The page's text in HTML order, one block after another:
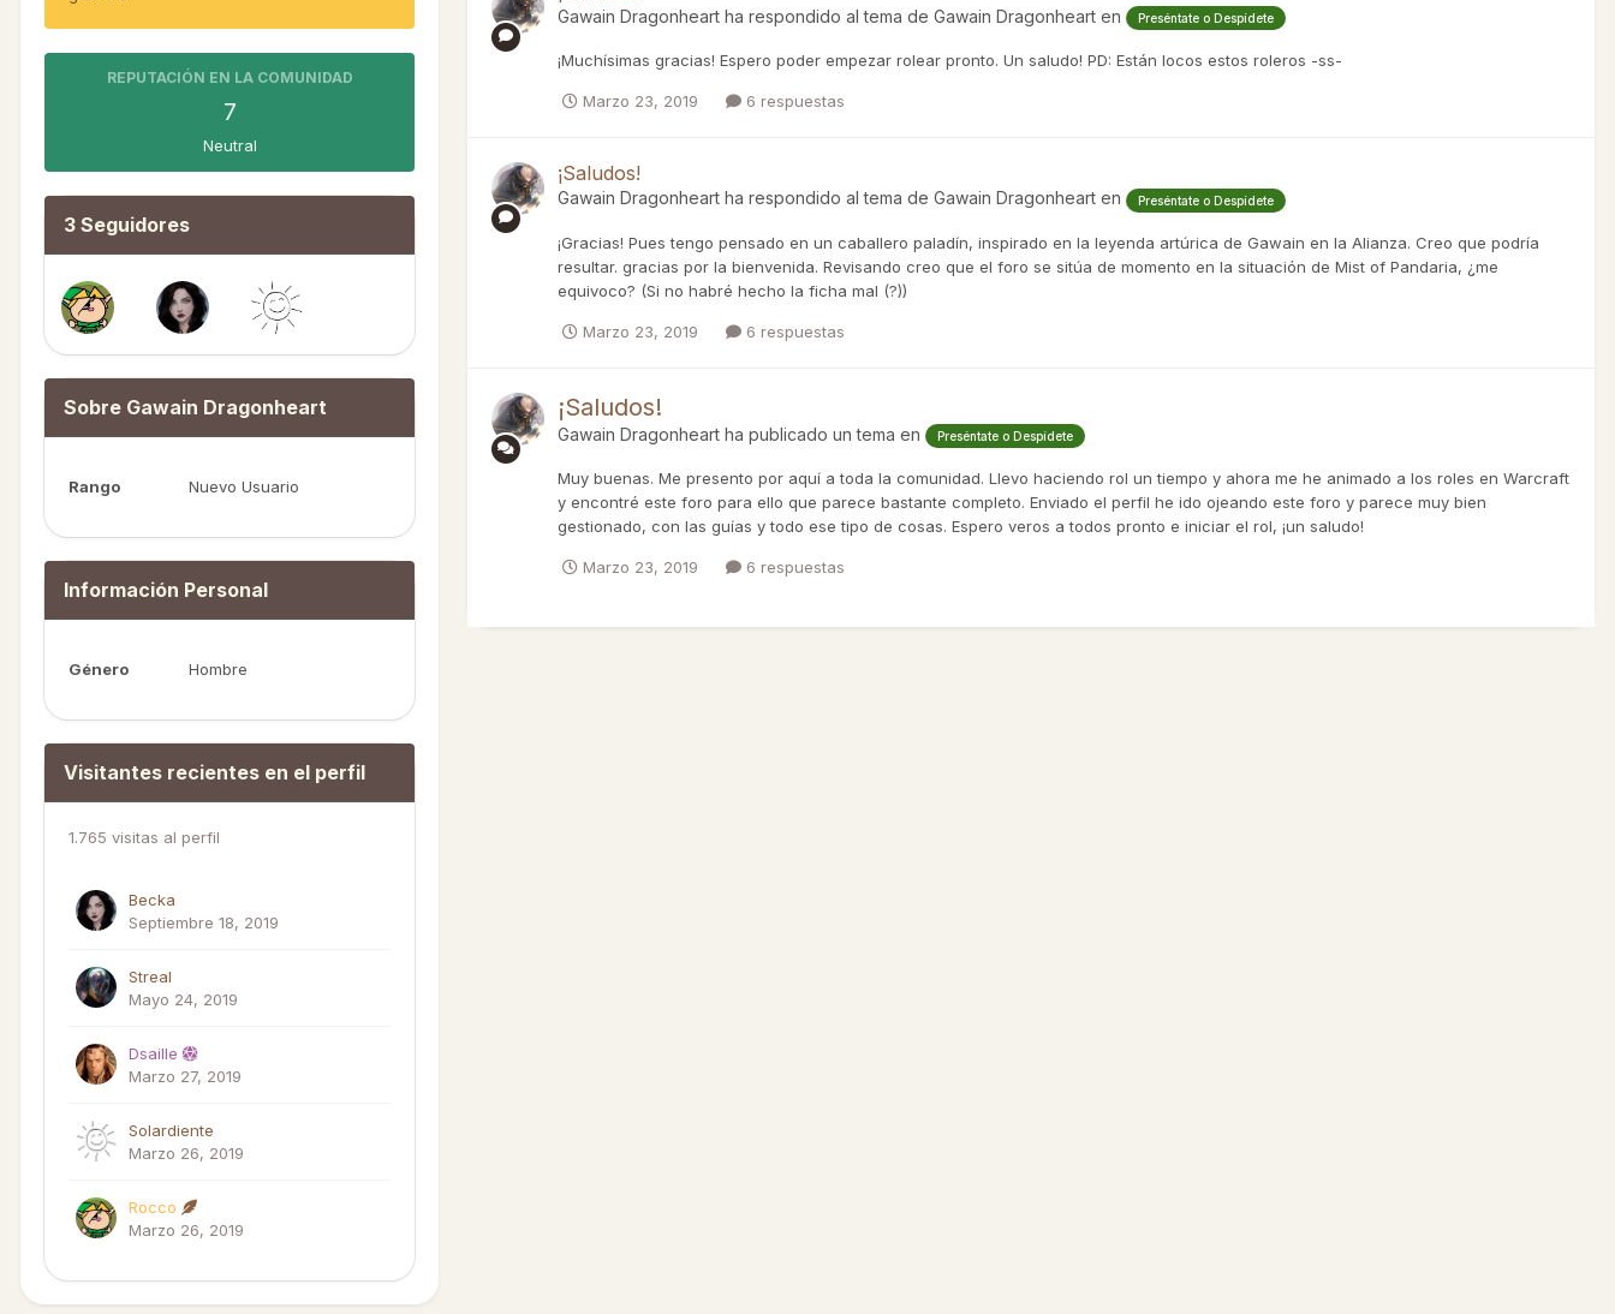
REPUTACIÓN EN LA COMUNIDAD
7
Neutral
3 Seguidores
Sobre Gawain Dragonheart
Rango Nuevo Usuario
Información Personal
Género Hombre
Visitantes recientes en el perfil
1.765 visitas al perfil
Becka
Septiembre 18, 2019
Streal
Mayo 24, 2019
Dsaille
Marzo 27, 2019
Solardiente
Marzo 26, 2019
Rocco
Marzo 26, 2019
Gawain Dragonheart ha respondido al tema de Gawain Dragonheart en Preséntate o Despídete
¡Muchísimas gracias! Espero poder empezar rolear pronto. Un saludo! PD: Están locos estos roleros -ss-
Marzo 23, 2019 6 respuestas
¡Saludos!
Gawain Dragonheart ha respondido al tema de Gawain Dragonheart en Preséntate o Despídete
¡Gracias! Pues tengo pensado en un caballero paladín, inspirado en la leyenda artúrica de Gawain en la Alianza. Creo que podría
resultar. gracias por la bienvenida. Revisando creo que el foro se sitúa de momento en la situación de Mist of Pandaria, ¿me
equivoco? (Si no habré hecho la ficha mal (?))
Marzo 23, 2019 6 respuestas
¡Saludos!
Gawain Dragonheart ha publicado un tema en Preséntate o Despídete
Muy buenas. Me presento por aquí a toda la comunidad. Llevo haciendo rol un tiempo y ahora me he animado a los roles en Warcraft
y encontré este foro para ello que parece bastante completo. Enviado el perfil he ido ojeando este foro y parece muy bien
gestionado, con las guías y todo ese tipo de cosas. Espero veros a todos pronto e iniciar el rol, ¡un saludo!
Marzo 23, 2019 6 respuestas